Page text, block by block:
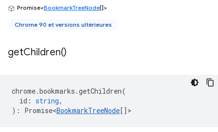
Promise<BookmarkTreeNode[]>
Chrome 90 et versions ultérieures
getChildren()
chrome.bookmarks .getChildren(
id : string,
) : Promise<BookmarkTreeNode [] >